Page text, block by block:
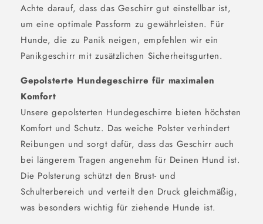
Achte darauf, dass das Geschirr gut einstellbar ist,
um eine optimale Passform zu gewährleisten. Für
Hunde, die zu Panik neigen, empfehlen wir ein
Panikgeschirr mit zusätzlichen Sicherheitsgurten.
Gepolsterte Hundegeschirre für maximalen
Komfort
Unsere gepolsterten Hundegeschirre bieten höchsten
Komfort und Schutz. Das weiche Polster verhindert
Reibungen und sorgt dafür, dass das Geschirr auch
bei längerem Tragen angenehm für Deinen Hund ist.
Die Polsterung schützt den Brust- und
Schulterbereich und verteilt den Druck gleichmäßig,
was besonders wichtig für ziehende Hunde ist.